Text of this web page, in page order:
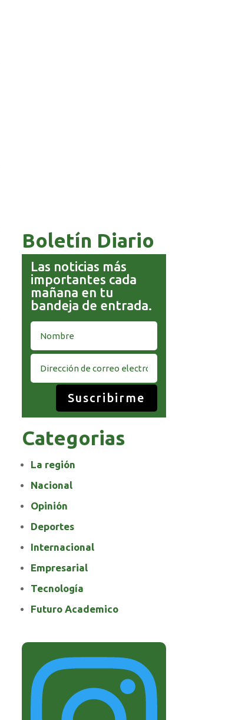
Boletín Diario
Las noticias más
importantes cada
mañana en tu
bandeja de entrada.
Suscribirme
Categorias
La región
Nacional
Opinión
Deportes
Internacional
Empresarial
Tecnología
Futuro Academico